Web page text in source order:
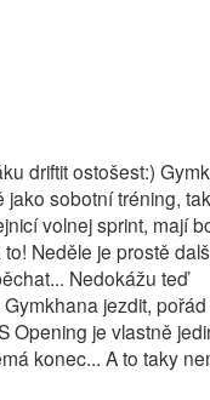
driftit ostošest:)
sobotní tréning,
volnej sprint, mají
Neděle je prostě
Nedokážu teď
jezdit,
Opening je vlastně
konec... A to taky